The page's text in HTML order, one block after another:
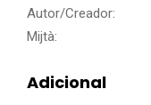
Autor/Creador:
Mijtà:
Adicional